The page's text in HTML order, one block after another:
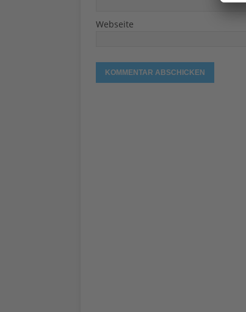
Webseite